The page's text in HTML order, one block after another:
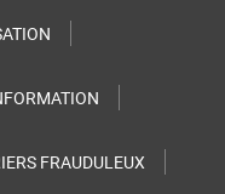
FRAUDULEUX